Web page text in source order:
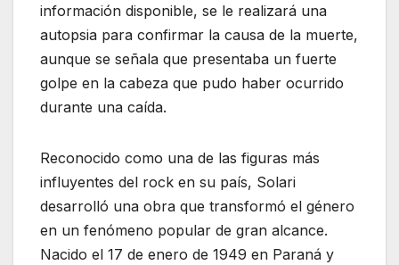
información disponible, se le realizará una
autopsia para confirmar la causa de la muerte,
aunque se señala que presentaba un fuerte
golpe en la cabeza que pudo haber ocurrido
durante una caída.
Reconocido como una de las figuras más
influyentes del rock en su país, Solari
desarrolló una obra que transformó el género
en un fenómeno popular de gran alcance.
Nacido el 17 de enero de 1949 en Paraná y